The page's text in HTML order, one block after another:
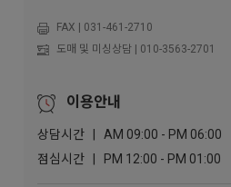
FAX | 031-461-2710
도매 및 미싱상담 | 010-3563-2701
이용안내
상담시간 | AM 09:00 - PM 06:00
점심시간 | PM 12:00 - PM 01:00